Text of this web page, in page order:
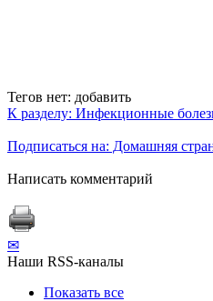
Тегов нет: добавить
К разделу: Инфекционные
Подписаться на: Домашняя
Написать комментарий
✉
Наши RSS-каналы
Показать все